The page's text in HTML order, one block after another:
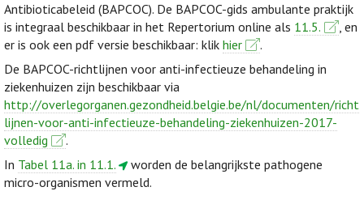
Antibioticabeleid (BAPCOC). De BAPCOC-gids ambulante praktijk
is integraal beschikbaar in het Repertorium online als 11.5.
, en
er is ook een pdf versie beschikbaar: klik hier
.
De BAPCOC-richtlijnen voor anti-infectieuze behandeling in
ziekenhuizen zijn beschikbaar via
http://overlegorganen.gezondheid.belgie.be/nl/documenten/richt
lijnen-voor-anti-infectieuze-behandeling-ziekenhuizen-2017-
volledig
.
In Tabel 11a. in 11.1.
worden de belangrijkste pathogene
micro-organismen vermeld.